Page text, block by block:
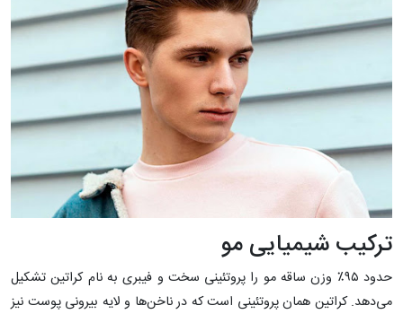
ترکیب شیمیایی مو
حدود ۹۵٪ وزن ساقه مو را پروتئینی سخت و فیبری به نام کراتین تشکیل
می‌دهد. کراتین همان پروتئینی است که در ناخن‌ها و لایه بیرونی پوست نیز